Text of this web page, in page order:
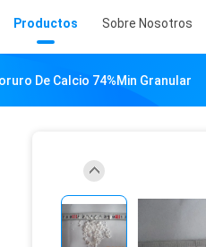
Productos Sobre Nosotros
De Calcio 74%min Granular